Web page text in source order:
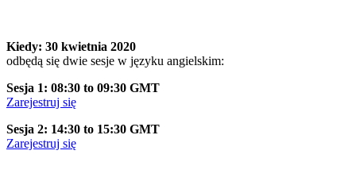
Kiedy: 30 kwietnia 2020
odbędą się dwie sesje w języku angielskim:
Sesja 1: 08:30 to 09:30 GMT
Zarejestruj się
Sesja 2: 14:30 to 15:30 GMT
Zarejestruj się